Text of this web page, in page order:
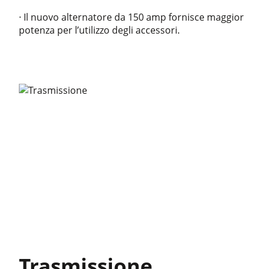
· Il nuovo alternatore da 150 amp fornisce maggior
potenza per l’utilizzo degli accessori.